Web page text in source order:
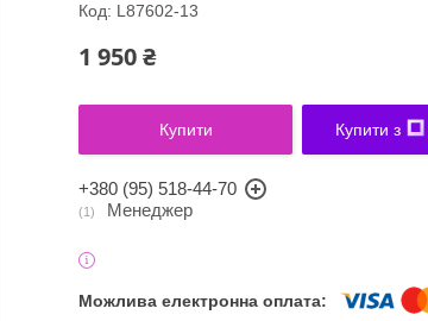
Код: L87602-13
1 950 ₴
Купити Купити з
+380 (95) 518-44-70
1 Менеджер